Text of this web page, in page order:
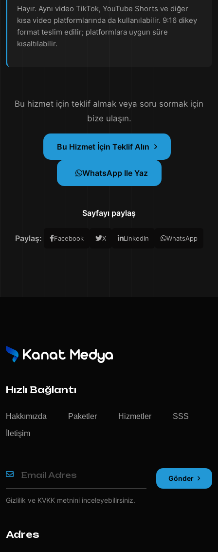
Hayır. Aynı video TikTok, YouTube Shorts ve diğer
kısa video platformlarında da kullanılabilir. 9:16 dikey
format teslim edilir; platformlara uygun süre
kısaltılabilir.
Bu hizmet için teklif almak veya soru sormak için
bize ulaşın.
Bu Hizmet İçin Teklif Alın
WhatsApp Ile Yaz
Sayfayı paylaş
Paylaş: Facebook X LinkedIn WhatsApp
Hızlı Bağlantı
Hakkımızda Paketler Hizmetler SSS
İletişim
Gönder
Gizlilik ve KVKK metnini inceleyebilirsiniz.
Adres